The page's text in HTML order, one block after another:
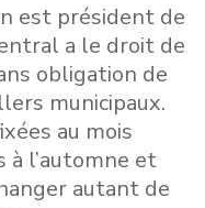
est président de
a le droit de
obligation de
municipaux.
au mois
à l’automne et
autant de